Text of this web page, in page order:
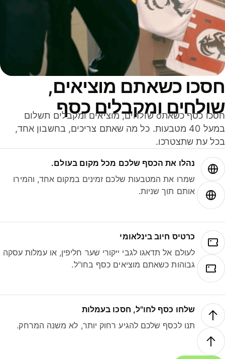
כשאתם מוציאים,
ומקבלים כסף
חסכו כסף כשאתo שולחים, מוציאים ומקבלים תשלום
במעל 40 מטבעות. כל מה שאתם צריכים, בחשבון אחד,
עת שתצטרכו.
נהלו את הכסף שלכם מכל מקום בעולם.
שמרו את המטבעות שלכם זמינים במקום אחד, והמירו
אותם תוך שניות.
כרטיס חיוב בינלאומי
לעולם אל תדאגו לגבי ייקורי שער חליפין, או עמלות עסקה
גבוהות כשאתם מוציאים כסף בחו"ל.
שלחו כסף לחו"ל, חסכו בעמלות
תנו לכסף שלכם להגיע רחוק יותר, לא משנה המרחק.